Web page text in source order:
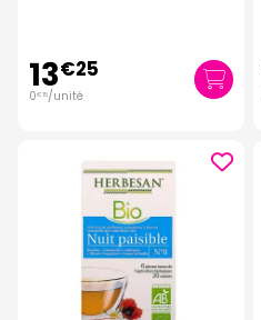
13€25
0€ 15/unité